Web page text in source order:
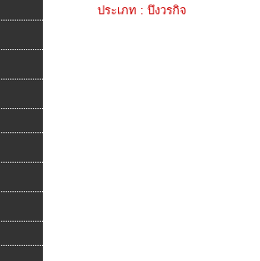
ประเภท : บึงวรกิจ